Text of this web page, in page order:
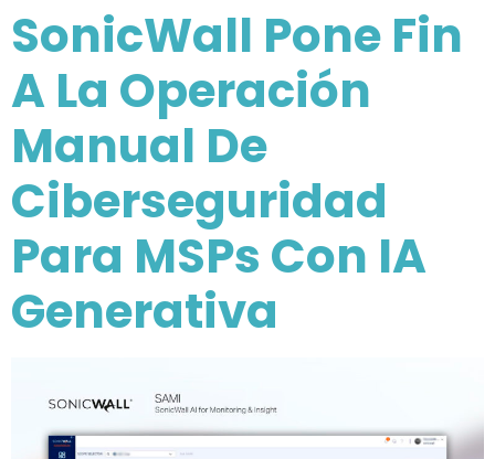
SonicWall Pone Fin
A La Operación
Manual De
Ciberseguridad
Para MSPs Con IA
Generativa